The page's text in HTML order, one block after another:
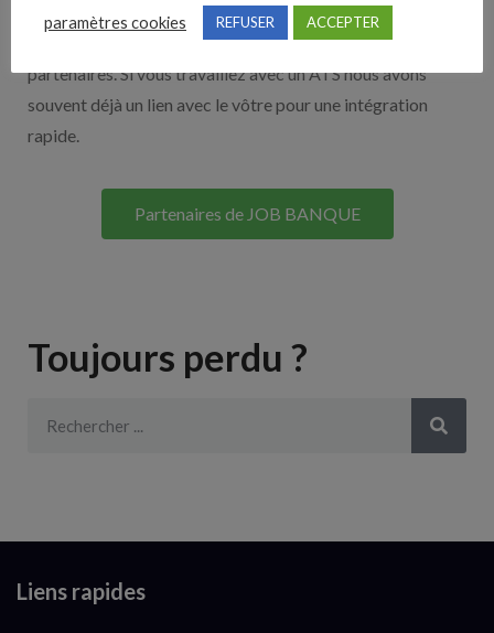
Découvrez nos partenaires ! Moteurs de recherches,
multidiffuseurs, sites payant… nombreux sont nos
partenaires. Si vous travaillez avec un ATS nous avons
souvent déjà un lien avec le vôtre pour une intégration
rapide.
Partenaires de JOB BANQUE
Toujours perdu ?
Liens rapides
paramètres cookies REFUSER ACCEPTER